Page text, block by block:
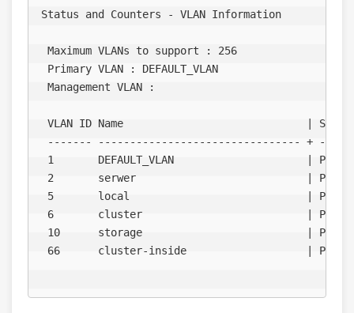
Status and Counters - VLAN Information
  Maximum VLANs to support : 256
  Primary VLAN : DEFAULT_VLAN
  Management VLAN :
VLAN ID Name                             |
------- -------------------------------- +
1       DEFAULT_VLAN                     |
2       serwer                           |
5       local                            |
6       cluster                          |
10      storage                          |
66      cluster-inside                   |